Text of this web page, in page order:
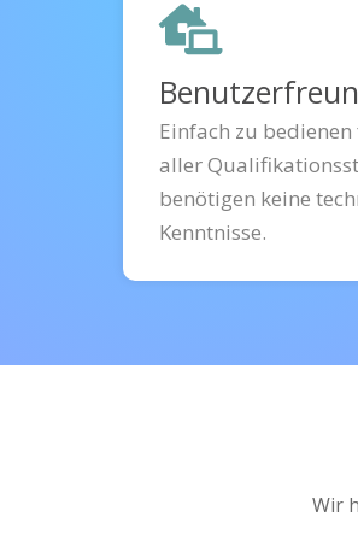
Einfach zu
aller
benötigen keine
Kenntnisse.
Wir